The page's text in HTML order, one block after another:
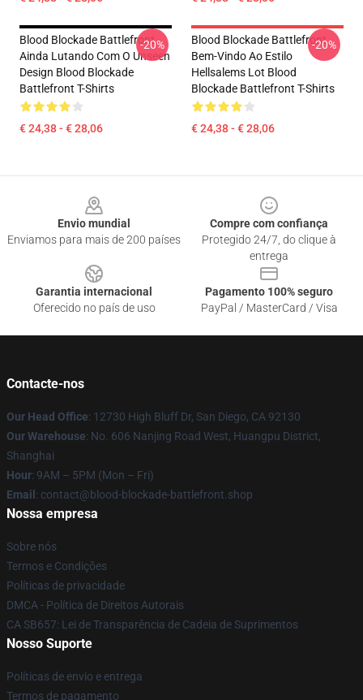
Blood Blockade Battlefront
Ainda Lutando Com O Unseen
Design Blood Blockade
Battlefront T-Shirts
€ 24,38 - € 28,06
-20%
Blood Blockade Battlefront
Bem-Vindo Ao Estilo
Hellsalems Lot Blood
Blockade Battlefront T-Shirts
€ 24,38 - € 28,06
-20%
Envio mundial
Enviamos para mais de 200 países
Compre com confiança
Protegido 24/7, do clique à
entrega
Garantia internacional
Oferecido no país de uso
Pagamento 100% seguro
PayPal / MasterCard / Visa
Contacte-nos
Our Head Office: 12730 High Bluff Dr, San Diego, CA 92130
Our Warehouse: No. 606 Nanjing Road West, Huangpu District,
Shanghai
Hour: 9AM – 5PM (Mon – Fri)
Email : contact@blood-blockade-battlefront.shop
Nossa empresa
Sobre nós
Termos e Condições
Políticas de privacidade
DMCA - Política de Direitos Autorais
CA SB657: Lei de Transparência de Cadeia de Suprimentos
Nosso Suporte
Políticas de envio e entrega
Termos de pagamento